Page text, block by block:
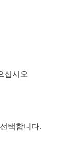
십시오
택합니다.